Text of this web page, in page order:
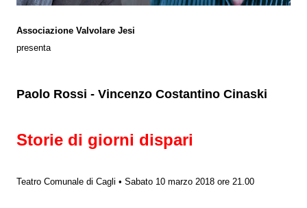
Associazione Valvolare Jesi
presenta
Paolo Rossi - Vincenzo Costantino Cinaski
Storie di giorni dispari
Teatro Comunale di Cagli • Sabato 10 marzo 2018 ore 21.00